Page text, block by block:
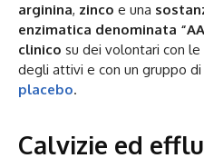
arginina, zinco e una
enzimatica denominata
clinico su dei volontari con le
degli attivi e con un gruppo
placebo.
Calvizie ed